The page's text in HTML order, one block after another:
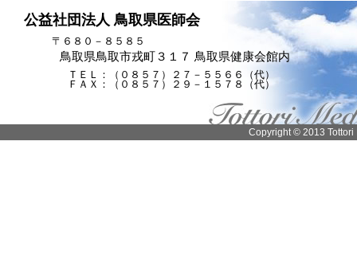
公益社団法人 鳥取県医師会
〒６８０－８５８５
鳥取県鳥取市戎町３１７ 鳥取県健康会館内
ＴＥＬ：（０８５７）２７－５５６６（代）
ＦＡＸ：（０８５７）２９－１５７８（代）
Copyright © 2013 Tottori